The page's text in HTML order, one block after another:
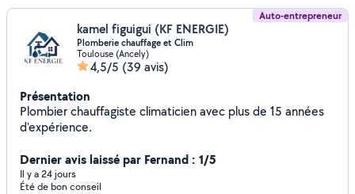
Auto-entrepreneur
kamel figuigui (KF ENERGIE)
Plomberie chauffage et Clim
Toulouse (Ancely)
4,5/5 (39 avis)
Présentation
Plombier chauffagiste climaticien avec plus de 15 années
d'expérience.
Dernier avis laissé par Fernand : 1/5
Il y a 24 jours
Été de bon conseil